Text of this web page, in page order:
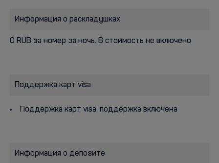
Информация о раскладушках
0 RUB за номер за ночь. В стоимость не включено
Поддержка карт visa
Поддержка карт visa: поддержка включена
Информация о депозите